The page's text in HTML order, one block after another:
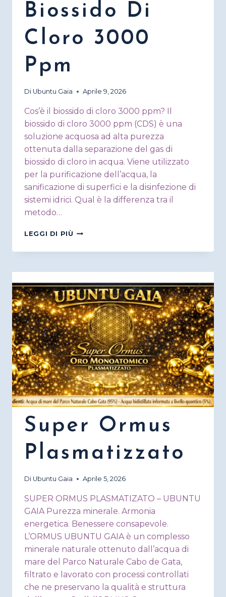
Biossido Di
Cloro 3000
Ppm
Di Ubuntu Gaia Aprile 9, 2026
Cos’è il biossido di cloro 3000 ppm? Il
biossido di cloro 3000 ppm (CDS) è una
soluzione acquosa ad alta purezza
ottenuta dalla separazione del gas di
biossido di cloro in acqua. Viene utilizzato
per la purificazione dell’acqua, la
sanificazione di superfici e la disinfezione di
sistemi idrici. Qual è la differenza tra il
metodo…
LEGGI DI PIÙ DOMANDE
SUL
DI
CLORO
3000
PPM
Super Ormus
Plasmatizzato
Di Ubuntu Gaia Aprile 5, 2026
SUPER ORMUS PLASMATIZATO – UBUNTU
GAIA Purezza minerale. Armonia
energetica. Benessere consapevole.
L’ORMUS UBUNTU GAIA è un complesso
minerale naturale ottenuto dall’acqua di
mare del Parco Naturale Cabo de Gata,
filtrato e lavorato con processi controllati
che ne preservano la qualità e struttura